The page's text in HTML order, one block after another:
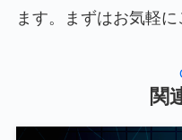
ます。まずはお気軽に
関